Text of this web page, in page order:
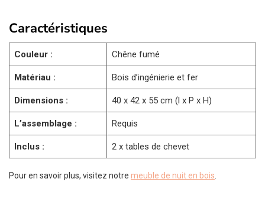
Caractéristiques
Couleur : Chêne fumé
Matériau : Bois d’ingénierie et fer
Dimensions : 40 x 42 x 55 cm (l x P x H)
L’assemblage : Requis
Inclus : 2 x tables de chevet
Pour en savoir plus, visitez notre meuble de nuit en bois